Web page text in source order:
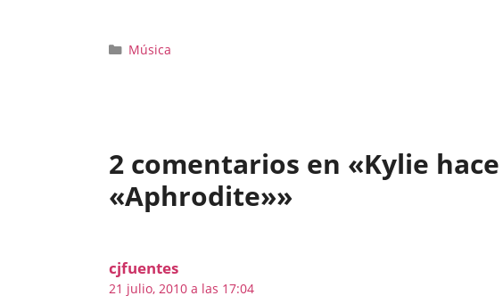
Categorías
Música
2 comentarios en «Kylie
«Aphrodite»»
cjfuentes
21 julio, 2010 a las 17:04